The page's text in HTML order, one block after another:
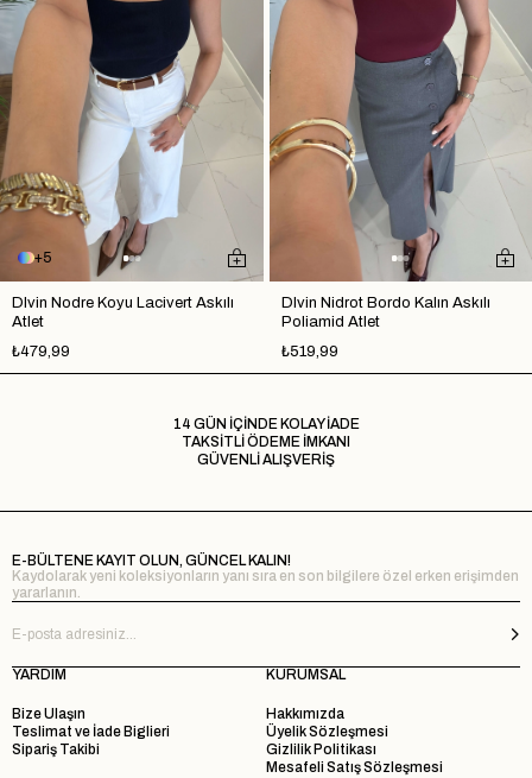
5
Dlvin Nodre Koyu Lacivert Askılı
Atlet
₺479,99
Dlvin Nidrot Bordo Kalın Askılı
Poliamid Atlet
₺519,99
14 GÜN İÇİNDE KOLAY İADE
TAKSİTLİ ÖDEME İMKANI
GÜVENLİ ALIŞVERİŞ
E-BÜLTENE KAYIT OLUN, GÜNCEL KALIN!
Kaydolarak yeni koleksiyonların yanı sıra en son bilgilere özel erken erişimden
yararlanın.
YARDIM
Bize Ulaşın
Teslimat ve İade Biglieri
Sipariş Takibi
KURUMSAL
Hakkımızda
Üyelik Sözleşmesi
Gizlilik Politikası
Mesafeli Satış Sözleşmesi